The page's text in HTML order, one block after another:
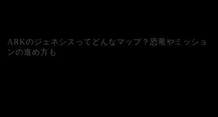
ARKのジェネシスってどんなマップ？恐竜やミッショ
ンの進め方も